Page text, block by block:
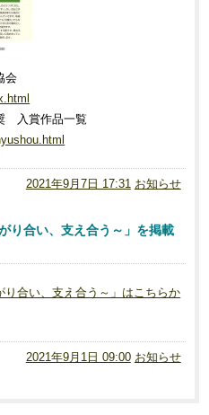
会
入賞作品一覧
2021年9月7日 17:31 お知らせ
り合い、支え合う～」を掲載
り合い、支え合う～」はこちらか
2021年9月1日 09:00 お知らせ